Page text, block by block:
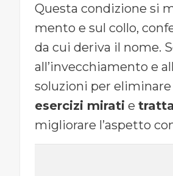
Questa condizione si
mento e sul collo,
da cui deriva il nome.
all’invecchiamento e
soluzioni per
esercizi mirati e
migliorare l’aspetto